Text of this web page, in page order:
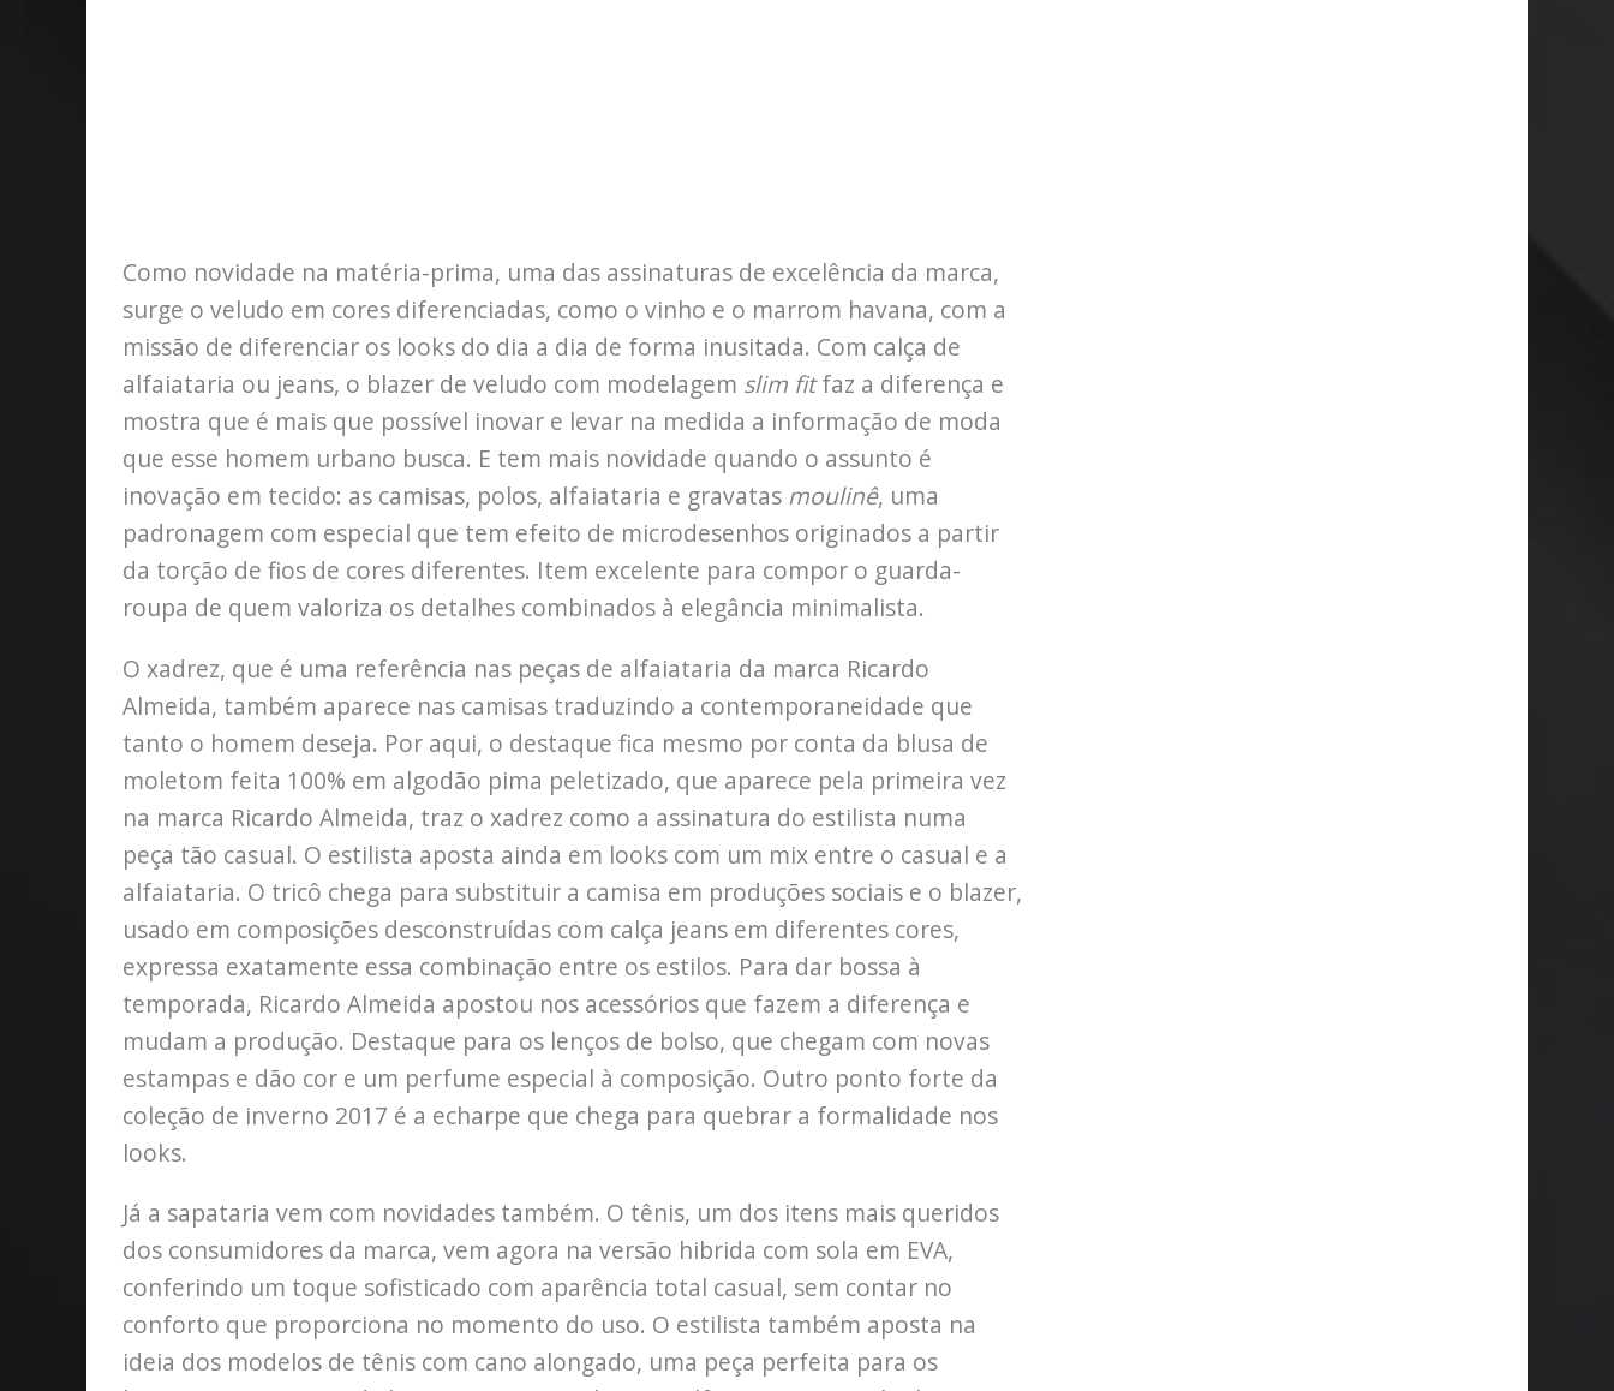
Como novidade na matéria-prima, uma das assinaturas de excelência da marca,
surge o veludo em cores diferenciadas, como o vinho e o marrom havana, com a
missão de diferenciar os looks do dia a dia de forma inusitada. Com calça de
alfaiataria ou jeans, o blazer de veludo com modelagem slim fitfaz a diferença e
mostra que é mais que possível inovar e levar na medida a informação de moda
que esse homem urbano busca. E tem mais novidade quando o assunto é
inovação em tecido: as camisas, polos, alfaiataria e gravatas moulinê, uma
padronagem com especial que tem efeito de microdesenhos originados a partir
da torção de fios de cores diferentes. Item excelente para compor o guarda-
roupa de quem valoriza os detalhes combinados à elegância minimalista.
O xadrez, que é uma referência nas peças de alfaiataria da marca Ricardo
Almeida, também aparece nas camisas traduzindo a contemporaneidade que
tanto o homem deseja. Por aqui, o destaque fica mesmo por conta da blusa de
moletom feita 100% em algodão pima peletizado, que aparece pela primeira vez
na marca Ricardo Almeida, traz o xadrez como a assinatura do estilista numa
peça tão casual. O estilista aposta ainda em looks com um mix entre o casual e a
alfaiataria. O tricô chega para substituir a camisa em produções sociais e o blazer,
usado em composições desconstruídas com calça jeans em diferentes cores,
expressa exatamente essa combinação entre os estilos. Para dar bossa à
temporada, Ricardo Almeida apostou nos acessórios que fazem a diferença e
mudam a produção. Destaque para os lenços de bolso, que chegam com novas
estampas e dão cor e um perfume especial à composição. Outro ponto forte da
coleção de inverno 2017 é a echarpe que chega para quebrar a formalidade nos
looks.
Já a sapataria vem com novidades também. O tênis, um dos itens mais queridos
dos consumidores da marca, vem agora na versão hibrida com sola em EVA,
conferindo um toque sofisticado com aparência total casual, sem contar no
conforto que proporciona no momento do uso. O estilista também aposta na
ideia dos modelos de tênis com cano alongado, uma peça perfeita para os